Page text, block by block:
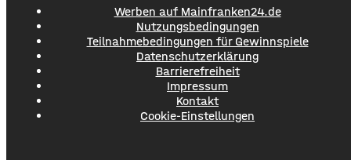
Werben auf Mainfranken24.de
Nutzungsbedingungen
Teilnahmebedingungen für Gewinnspiele
Datenschutzerklärung
Barrierefreiheit
Impressum
Kontakt
Cookie-Einstellungen